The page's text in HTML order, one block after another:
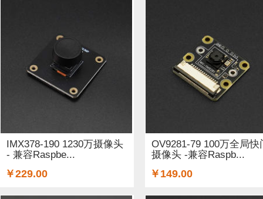
电子器件 (20) 结构件 (9)
Lilypad（弃用） (4) 3G/4G/5G (1)
加速度传感器 (2) 直流电机驱动器 (8) 电源线 (8) 制
其他传感器 (9) RFID (4) LCD (4)
IMX378-190 1230万摄像头
- 兼容Raspbe...
￥229.00
OV9281-79 100万全局快
摄像头 -兼容Raspb...
￥149.00